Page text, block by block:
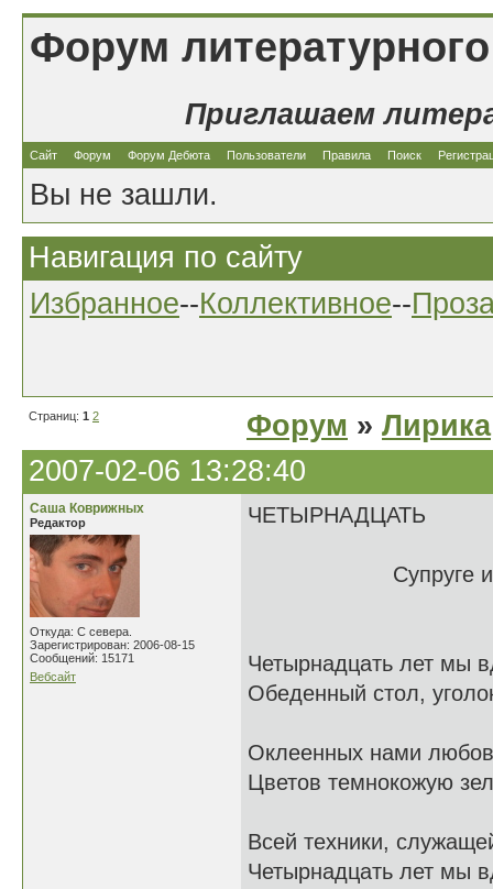
Форум
Приглашаем
Сайт Форум Форум Дебюта Пользователи Правила Поиск
Вы не зашли.
Навигация по сайту
Избранное--Коллективное--
Страниц: 1 2 Форум » Лирика
2007-02-06 13:28:40
Саша Коврижных
Редактор
Откуда: С севера.
Зарегистрирован: 2006-08-15
Сообщений: 15171
Вебсайт
ЧЕТЫРНАДЦАТЬ
Супруге и
Четырнадцать лет мы
Обеденный стол,
Оклеенных нами
Цветов темнокожую
Всей техники,
Четырнадцать лет мы